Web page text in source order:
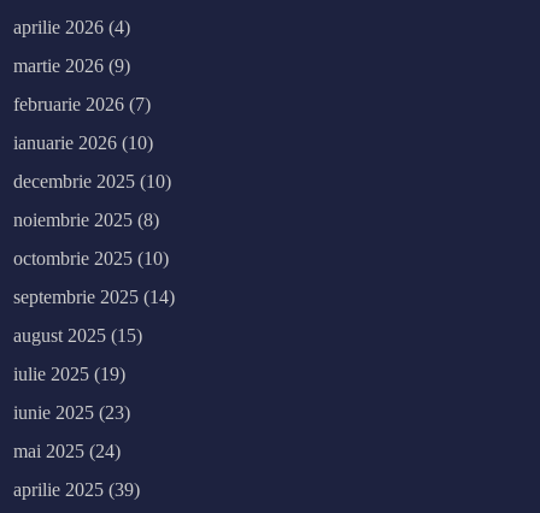
aprilie 2026 (4)
martie 2026 (9)
februarie 2026 (7)
ianuarie 2026 (10)
decembrie 2025 (10)
noiembrie 2025 (8)
octombrie 2025 (10)
septembrie 2025 (14)
august 2025 (15)
iulie 2025 (19)
iunie 2025 (23)
mai 2025 (24)
aprilie 2025 (39)